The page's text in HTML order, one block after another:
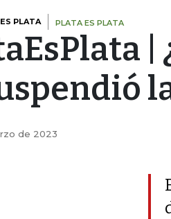
PLATA PLATA ES PLATA
de 2023